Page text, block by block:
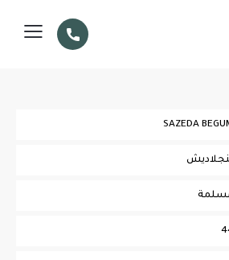
SAZEDA